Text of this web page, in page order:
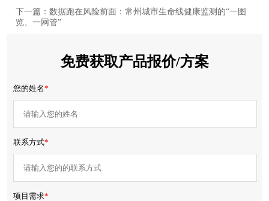
下一篇：数据跑在风险前面：常州城市生命线健康监测的“一图
览、一网管”
免费获取产品报价/方案
您的姓名*
联系方式*
项目需求*